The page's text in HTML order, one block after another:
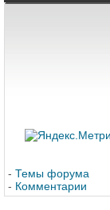
- Темы форума
- Комментарии